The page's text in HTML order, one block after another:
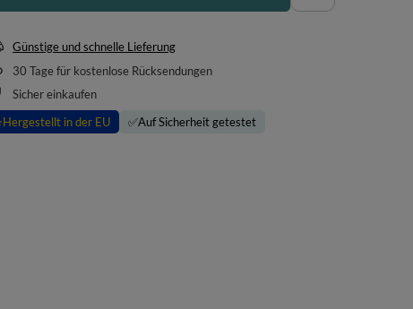
Günstige und schnelle Lieferung
30 Tage für kostenlose Rücksendungen
Sicher einkaufen
Hergestellt in der EU ✅Auf Sicherheit getestet